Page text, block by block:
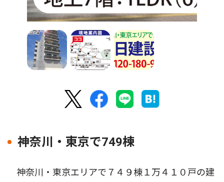
神奈川・東京で749棟
神奈川・東京エリアで７４９棟１万４１０戸の建